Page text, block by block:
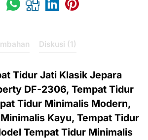
Diskusi (1)
Tidur Jati Klasik Jepara
DF-2306, Tempat Tidur
Tidur Minimalis Modern,
Kayu, Tempat Tidur
Tempat Tidur Minimalis